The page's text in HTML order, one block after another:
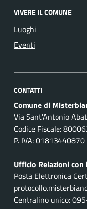
VIVERE IL COMUNE
Luoghi
Eventi
CONTATTI
Comune di
Via Sant'Antonio
Codice Fiscale:
P. IVA: 01813440870
Ufficio Relazioni con
Posta Elettronica
Centralino unico: